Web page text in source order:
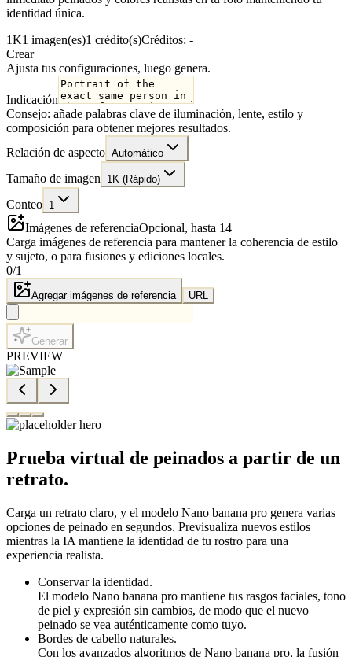
identidad única.
1K1 imagen(es)1 crédito(s)Créditos: -
Crear
Ajusta tus configuraciones, luego genera.
Indicación
Consejo: añade palabras clave de iluminación, lente, estilo y
composición para obtener mejores resultados.
Relación de aspecto Automático
Tamaño de imagen 1K (Rápido)
Conteo 1
Imágenes de referenciaOpcional, hasta 14
Carga imágenes de referencia para mantener la coherencia de estilo
y sujeto, o para fusiones y ediciones locales.
0/1
Agregar imágenes de referencia URL
Generar
PREVIEW
Prueba virtual de peinados a partir de un
retrato.
Carga un retrato claro, y el modelo Nano banana pro genera varias
opciones de peinado en segundos. Previsualiza nuevos estilos
mientras la IA mantiene la identidad de tu rostro para una
experiencia realista.
Conservar la identidad.
El modelo Nano banana pro mantiene tus rasgos faciales, tono
de piel y expresión sin cambios, de modo que el nuevo
peinado se vea auténticamente como tuyo.
Bordes de cabello naturales.
Con los avanzados algoritmos de Nano banana pro, la fusión